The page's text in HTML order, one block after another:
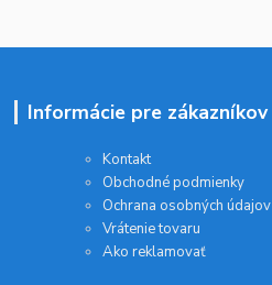
Informácie pre zákazníkov
Kontakt
Obchodné podmienky
Ochrana osobných údajov
Vrátenie tovaru
Ako reklamovať